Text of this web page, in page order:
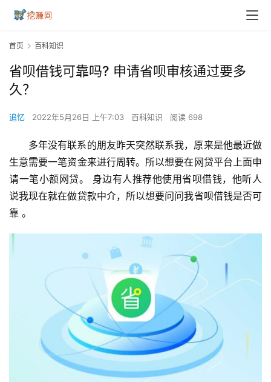
首页 百科知识
省呗借钱可靠吗? 申请省呗审核通过要多
久？
追忆 2022年5月26日 上午7:03 百科知识 阅读 698
多年没有联系的朋友昨天突然联系我，原来是他最近做
生意需要一笔资金来进行周转。所以想要在网贷平台上面申
请一笔小额网贷。 身边有人推荐他使用省呗借钱，他听人
说我现在就在做贷款中介，所以想要问问我省呗借钱是否可
靠 。